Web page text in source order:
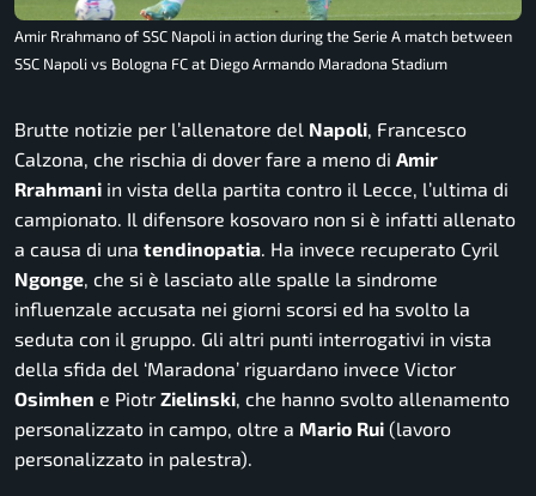
Amir Rrahmano of SSC Napoli in action during the Serie A match between
SSC Napoli vs Bologna FC at Diego Armando Maradona Stadium
Brutte notizie per l’allenatore del Napoli, Francesco
Calzona, che rischia di dover fare a meno di Amir
Rrahmani in vista della partita contro il Lecce, l’ultima di
campionato. Il difensore kosovaro non si è infatti allenato
a causa di una tendinopatia. Ha invece recuperato Cyril
Ngonge, che si è lasciato alle spalle la sindrome
influenzale accusata nei giorni scorsi ed ha svolto la
seduta con il gruppo. Gli altri punti interrogativi in vista
della sfida del ‘Maradona’ riguardano invece Victor
Osimhen e Piotr Zielinski, che hanno svolto allenamento
personalizzato in campo, oltre a Mario Rui (lavoro
personalizzato in palestra).